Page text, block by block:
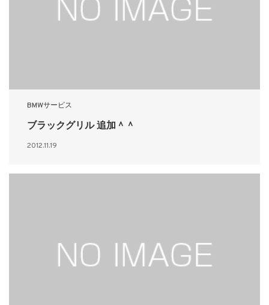
BMWサービス
ブラックグリル 追加＾＾
2012.11.19